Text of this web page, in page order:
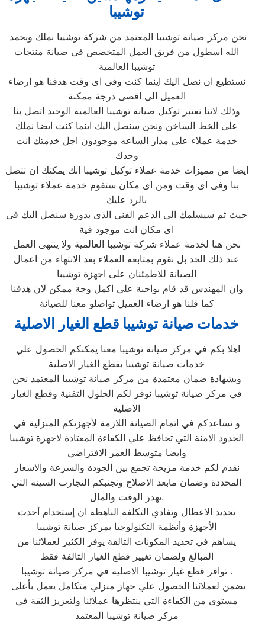
توشيبا
الله اسطول من فريق العمل المتخصص فى صيانة منتجات
توشيبا العالمية
نستطيع ان نصل اليك اينما كنت وفى اى وقت هدفنا هو ارضاء
العميل الى اقصى درجة ممكنة
وذلك لاننا نعتبر توكيل صيانة توشيبا العالمية الوحيد اتصل بنا
على الخط الساخن ونحن سنصل اليك اينما كنت ايضا نملك
خدمة عملاء على مدار الساعه موجودون اجل خدمتك انت
وحدك
ايضا من مميزات خدمة عملاء توكيل توشيبا انك يمكنك ان تتصل
بنا وفى اى وقت ومن اى مكان ستقوم خدمة عملاء توشيبا
بالرد عليك
حيث ثم سيسلمك الى الدعم الفنى الذى بدورة سنصل اليك فى
اى مكان انت موجود فية
نحن هنا لخدمة عملاء شركة توشيبا العالمية ولا ينتهى العمل
عند ذلك الحد بل نقوم بمتابعه العملاء بعد الانتهاء من اعمال
الصيانة للاطمئنان على اجهزة توشيبا
وان المهندس قد قام بواجبة على اكمل وجة ممكن لان هدفنا
كما قلنا هو ارضاء العميل تواصلو معنا للصيانة
خدمات صيانة توشيبا قطع الغيار الاصلية
خدمات صيانة توشيبا بقطع الغيار الاصلية
وبشهادة ضمان معتمدة من مركز صيانة توشيبا المعتمد نحن
في مركز صيانة توشيبا نوفر لكم الحلول التقنية وقطع الغيار
الاصلية
و نساعدكم في اتمام الصيانة اللازمة لأجهزتكم المنزلية في
الحدود الامنة التي تحافظ علي الكفاءة المعتادة لاجهزة توشيبا
وايضا متوسط العمر الافتراضي
نقدم لكم خدمة مريحة تجمع بين الجودة والسرعة والاسعار
المحددة وضمان مابعد الاصلاح ونجنبكم التجارب السيئة التي
تهدر الوقت والمال.
تحديد الاعطال وتفادي التكلفة الباهظة ان إستخدام أحدث
الأجهزة وأنظمة التكنولوجيا بمركز صيانة توشيبا
يساهم في تحديد المكونات التالفة يوفر الكثير لعملائنا من
المبالغ ولضمان تغيير قطع الغيار التالفة فقط
توافر قطع غيار توشيبا الاصلية في مركز صيانة توشيبا .
مستوى من الكفاءة التي ينتظرها عملائنا ولتعزيز الثقة في
مركز صيانة توشيبا المعتمد